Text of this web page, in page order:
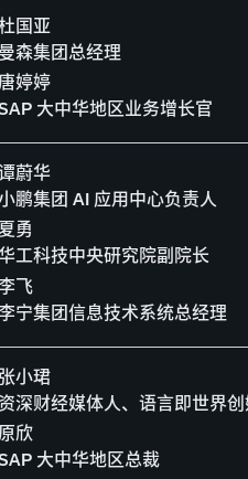
国亚
曼森集团总经理
唐婷婷
大中华地区业务增长官
蔚华
鹏集团 AI 应用中心负责人
夏勇
工科技中央研究院副院长
飞
宁集团信息技术系统总经理
张小珺
资深财经媒体人、语言即世界创
原欣
大中华地区总裁